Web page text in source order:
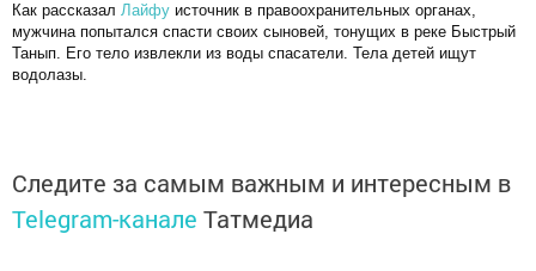
Как рассказал Лайфу источник в правоохранительных органах,
мужчина попытался спасти своих сыновей, тонущих в реке Быстрый
Танып. Его тело извлекли из воды спасатели. Тела детей ищут
водолазы.
Следите за самым важным и интересным в
Telegram-канале Татмедиа